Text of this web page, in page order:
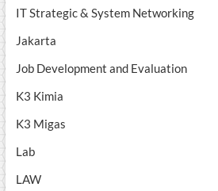
IT Strategic & System Networking
Jakarta
Job Development and Evaluation
K3 Kimia
K3 Migas
Lab
LAW